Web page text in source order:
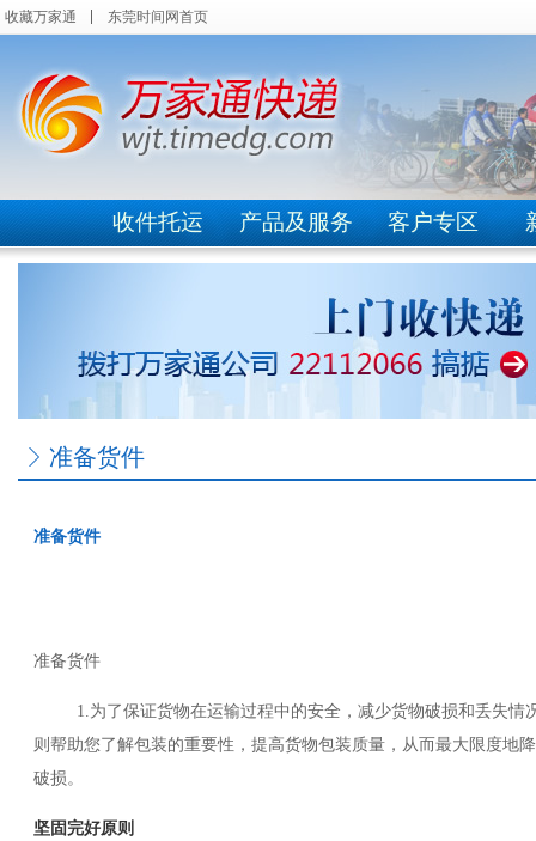
收藏万家通 东莞时间网首页
收件托运 产品及服务 客户专区
准备货件
准备货件
准备货件
1.为了保证货物在运输过程中的安全，减少货物破损和丢失情
则帮助您了解包装的重要性，提高货物包装质量，从而最大限度地
破损。
坚固完好原则